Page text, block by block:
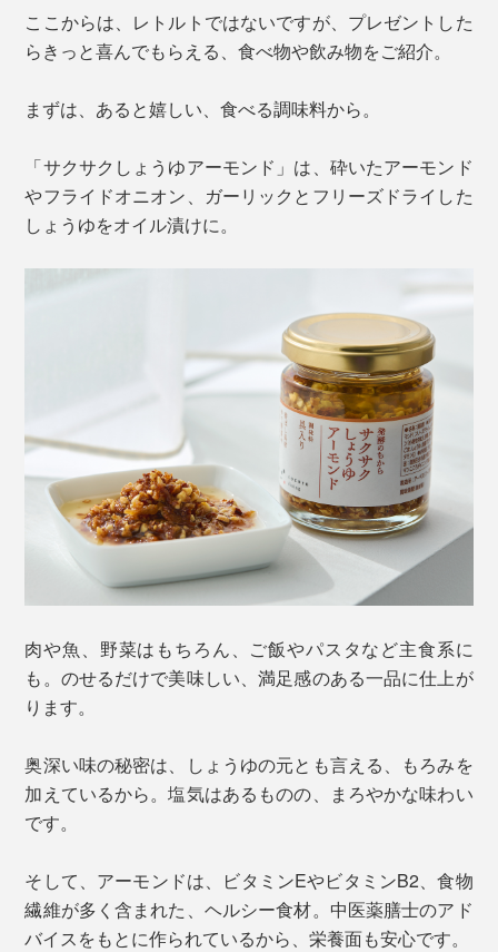
ここからは、レトルトではないですが、プレゼントした
らきっと喜んでもらえる、食べ物や飲み物をご紹介。
まずは、あると嬉しい、食べる調味料から。
「サクサクしょうゆアーモンド」は、砕いたアーモンド
やフライドオニオン、ガーリックとフリーズドライした
しょうゆをオイル漬けに。
肉や魚、野菜はもちろん、ご飯やパスタなど主食系に
も。のせるだけで美味しい、満足感のある一品に仕上が
ります。
奥深い味の秘密は、しょうゆの元とも言える、もろみを
加えているから。塩気はあるものの、まろやかな味わい
です。
そして、アーモンドは、ビタミンEやビタミンB2、食物
繊維が多く含まれた、ヘルシー食材。中医薬膳士のアド
バイスをもとに作られているから、栄養面も安心です。